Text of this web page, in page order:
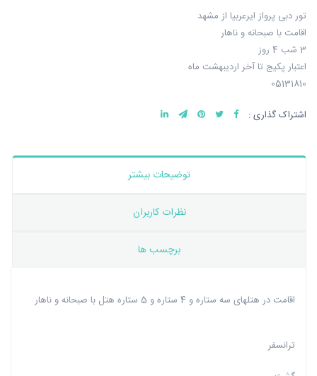
تور دبی پرواز ایرعربیا از مشهد
اقامت با صبحانه و ناهار
3 شب 4 روز
اعتبار پکیج تا آخر اردیبهشت ماه
05131810
اشتراک گذاری :
توضیحات بیشتر
نظرات کاربران
برچسب ها
اقامت در هتلهای سه ستاره و 4 ستاره و 5 ستاره هتل با صبحانه و ناهار
ترانسفر